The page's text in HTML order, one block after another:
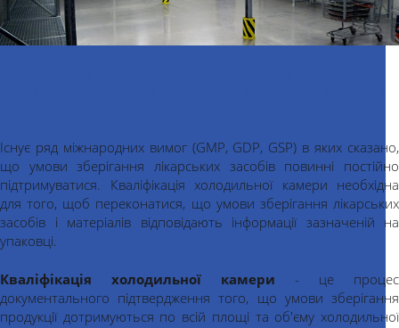
Існує ряд міжнародних вимог (GMP, GDP, GSP) в яких сказано,
що умови зберігання лікарських засобів повинні постійно
підтримуватися. Кваліфікація холодильної камери необхідна
для того, щоб переконатися, що умови зберігання лікарських
засобів і матеріалів відповідають інформації зазначеній на
упаковці.
Кваліфікація холодильної камери - це процес
документального підтвердження того, що умови зберігання
продукції дотримуються по всій площі та об'єму холодильної